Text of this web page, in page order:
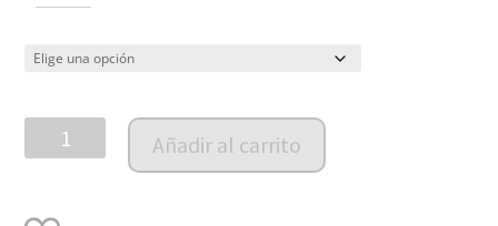
Cómoda
modelo
cantidad
Añadir al carrito